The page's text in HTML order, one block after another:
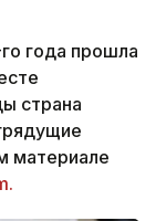
года прошла
страна
материале